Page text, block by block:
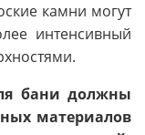
камни могут
интенсивный
бани должны
материалов